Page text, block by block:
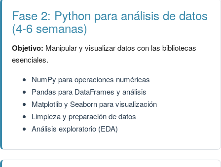
Fase 2: Python para análisis de datos
(4-6 semanas)
Objetivo: Manipular y visualizar datos con las bibliotecas
esenciales.
NumPy para operaciones numéricas
Pandas para DataFrames y análisis
Matplotlib y Seaborn para visualización
Limpieza y preparación de datos
Análisis exploratorio (EDA)